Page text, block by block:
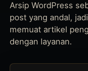
Arsip WordPress
post yang andal,
memuat artikel
dengan layanan.